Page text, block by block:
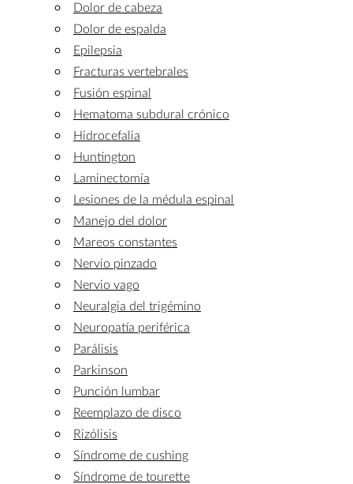
Dolor de cabeza
Dolor de espalda
Epilepsia
Fracturas vertebrales
Fusión espinal
Hematoma subdural crónico
Hidrocefalia
Huntington
Laminectomía
Lesiones de la médula espinal
Manejo del dolor
Mareos constantes
Nervio pinzado
Nervio vago
Neuralgia del trigémino
Neuropatía periférica
Parálisis
Parkinson
Punción lumbar
Reemplazo de disco
Rizólisis
Síndrome de cushing
Síndrome de tourette